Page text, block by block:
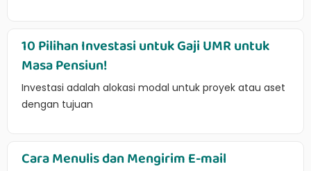
10 Pilihan Investasi untuk Gaji UMR untuk
Masa Pensiun!
Investasi adalah alokasi modal untuk proyek atau aset
dengan tujuan
Cara Menulis dan Mengirim E-mail